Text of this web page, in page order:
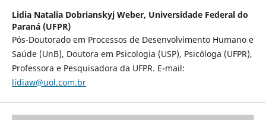
Lidia Natalia Dobrianskyj Weber, Universidade Federal do
Paraná (UFPR)
Pós-Doutorado em Processos de Desenvolvimento Humano e
Saúde (UnB), Doutora em Psicologia (USP), Psicóloga (UFPR),
Professora e Pesquisadora da UFPR. E-mail:
lidiaw@uol.com.br